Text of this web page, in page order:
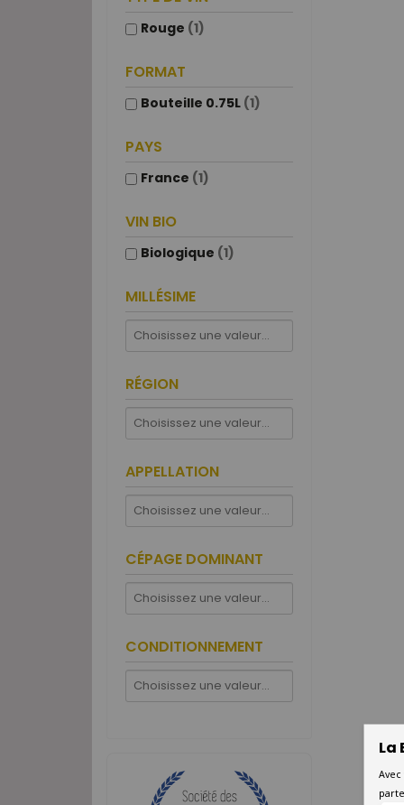
Rouge (1)
FORMAT
Bouteille 0.75L (1)
PAYS
France (1)
VIN BIO
Biologique (1)
MILLÉSIME
RÉGION
APPELLATION
CÉPAGE DOMINANT
CONDITIONNEMENT
La